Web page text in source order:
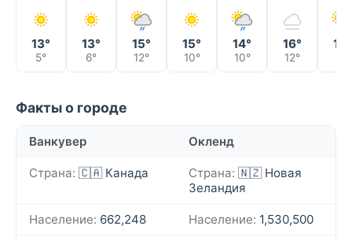
13°
5°
13°
6°
15°
12°
15°
10°
14°
10°
16°
12°
15°
Факты о городе
Ванкувер Окленд
Страна: 🇨🇦 Канада Страна: 🇳🇿 Новая
Зеландия
Население: 662,248 Население: 1,530,500